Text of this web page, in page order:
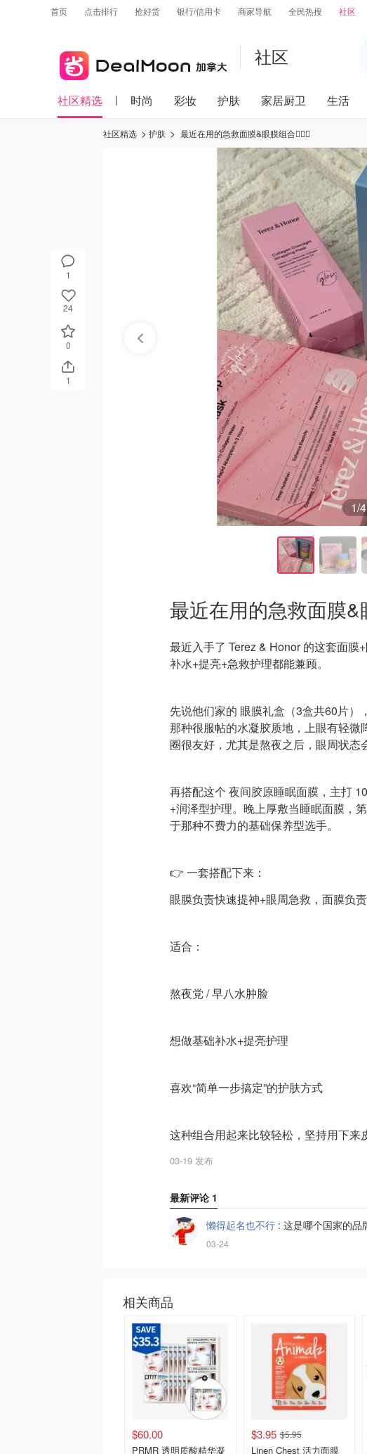
首页 点击排行 抢好货 银行/信用卡 商家导航 全民热搜 社区
社区
社区精选 时尚 彩妆 护肤 家居厨卫 生活
1
24
0
1
社区精选 护肤 最近在用的急救面膜&眼膜组合🧖‍♀️✨
1/4
最近在用的急救面膜&
最近入手了 Terez & Honor 的这套面
补水+提亮+急救护理都能兼顾。
先说他们家的 眼膜礼盒（3盒共60片）
那种很服帖的水凝胶质地，上眼有轻
圈很友好，尤其是熬夜之后，眼周状态
再搭配这个 夜间胶原睡眠面膜，主打
+润泽型护理。晚上厚敷当睡眠面膜，
于那种不费力的基础保养型选手。
👉 一套搭配下来：
眼膜负责快速提神+眼周急救，面膜负
适合：
熬夜党 / 早八水肿脸
想做基础补水+提亮护理
喜欢“简单一步搞定”的护肤方式
这种组合用起来比较轻松，坚持用下来
03-19 发布
最新评论 1
懒得起名也不行 : 这是哪个国家的品
03-24
相关商品
$60.00
PRMR 透明质酸精华凝
$3.95 $5.95
Linen Chest 活力面膜